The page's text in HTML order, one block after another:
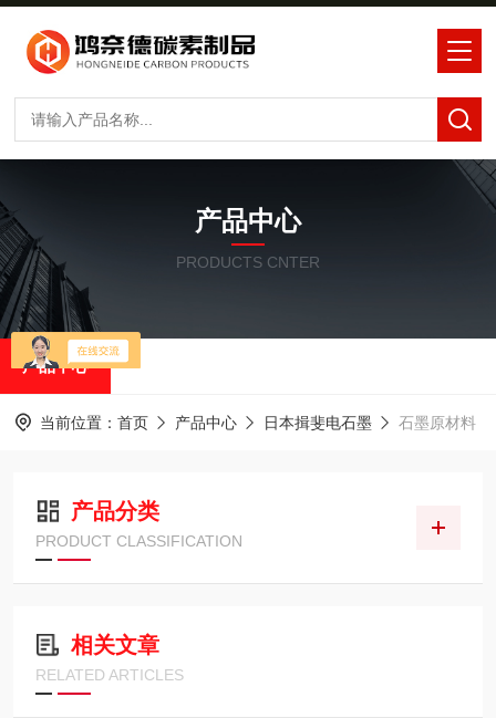
产品中心
PRODUCTS CNTER
产品中心
当前位置： 首页 产品中心 日本揖斐电石墨 石墨原材料
产品分类
PRODUCT CLASSIFICATION
相关文章
RELATED ARTICLES